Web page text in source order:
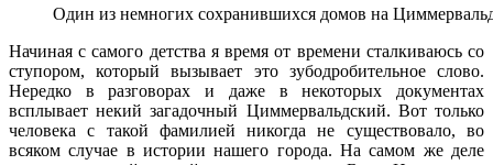
Один из немногих сохранившихся домов на
Начиная с самого детства я время от времени сталкиваюсь со
ступором, который вызывает это зубодробительное слово.
Нередко в разговорах и даже в некоторых документах
всплывает некий загадочный Циммервальдский. Вот только
человека с такой фамилией никогда не существовало, во
всяком случае в истории нашего города. На самом же деле